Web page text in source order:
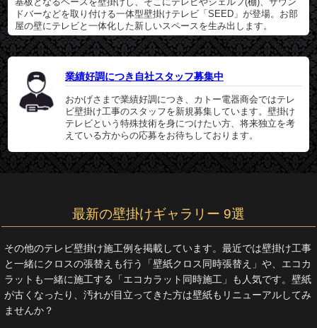
ドバーなどを取り付ける一体型壁掛けテレビ「SEED」が登場。お部
屋の壁にテレビと一体化した新しいスペースを生み出します。
業績好調につき自社スタッフ募集中
おかげさまで業績好調につき、カトー電器商会ではテレ
ビ壁掛け工事のスタッフを新規募集しています。壁掛け
テレビという特殊技術を身につけたい方、将来独立を考
えている方からの応募をお待ちしております。
最新の壁掛けギャラリー 9選
その他のテレビ壁掛け施工例を掲載しています。最近では壁掛け工事
と一緒にクロスの張替えも行う「壁紙クロス同時張替え」や、エコカ
ラットも一緒に施工する「エコカラット同時施工」も人気です。壁紙
が古くなったり、汚れが目立ってきた方は壁紙もリニューアルしてみ
ませんか？